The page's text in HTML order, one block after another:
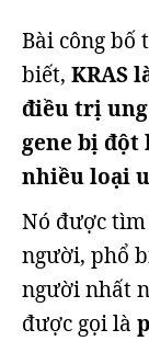
Bài công bố
biết, KRAS
điều trị
gene bị
nhiều loại
Nó được
người, phổ
người nhất
được gọi là